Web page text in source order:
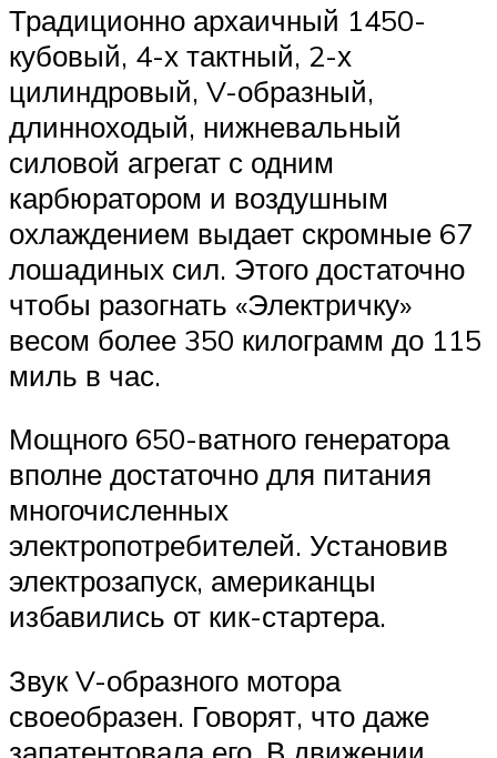
Традиционно архаичный 1450-
кубовый, 4-х тактный, 2-х
цилиндровый, V-образный,
длинноходый, нижневальный
силовой агрегат с одним
карбюратором и воздушным
охлаждением выдает скромные 67
лошадиных сил. Этого достаточно
чтобы разогнать «Электричку»
весом более 350 килограмм до 115
миль в час.
Мощного 650-ватного генератора
вполне достаточно для питания
многочисленных
электропотребителей. Установив
электрозапуск, американцы
избавились от кик-стартера.
Звук V-образного мотора
своеобразен. Говорят, что даже